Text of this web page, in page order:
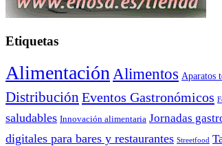
Etiquetas
Alimentación Alimentos Aparatos
Distribución Eventos Gastronómicos
saludables Innovación alimentaria Jornadas
digitales para bares y restaurantes Streetfood